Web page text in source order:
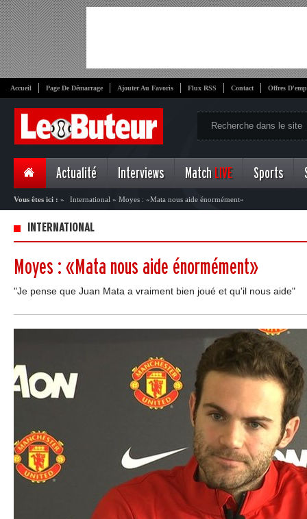
Accueil Page De Démarrage Ajouter Au Favoris Flux RSS Contact Offres
Actualité Interviews Match LIVE Sports
Vous êtes ici : » International » Moyes : «Mata nous aide énormément»
INTERNATIONAL
Moyes : «Mata nous aide énormément»
"Je pense que Juan Mata a vraiment bien joué et qu'il nous aide"